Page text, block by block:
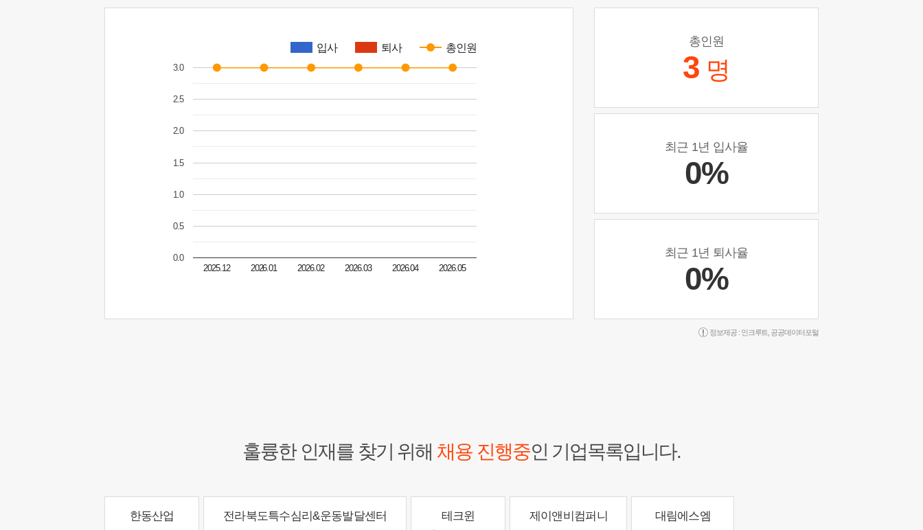
입사 퇴사 총인원
2025.12 2026.01 2026.02 2026.03 2026.04 2026.05
0.0
0.5
1.0
1.5
2.0
2.5
3.0
총인원
3 명
최근 1년 입사율
0%
최근 1년 퇴사율
0%
정보제공 : 인크루트 공공데이터포털
훌륭한 인재를 찾기 위해 채용 진행중인 기업목록입니다.
한동산업 전라북도특수심리&운동발달센터 테크윈 제이앤비컴퍼니 대림에스엠